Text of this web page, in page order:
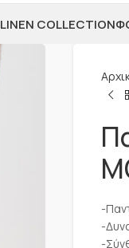
LINEN COLLECTION
-
-
-